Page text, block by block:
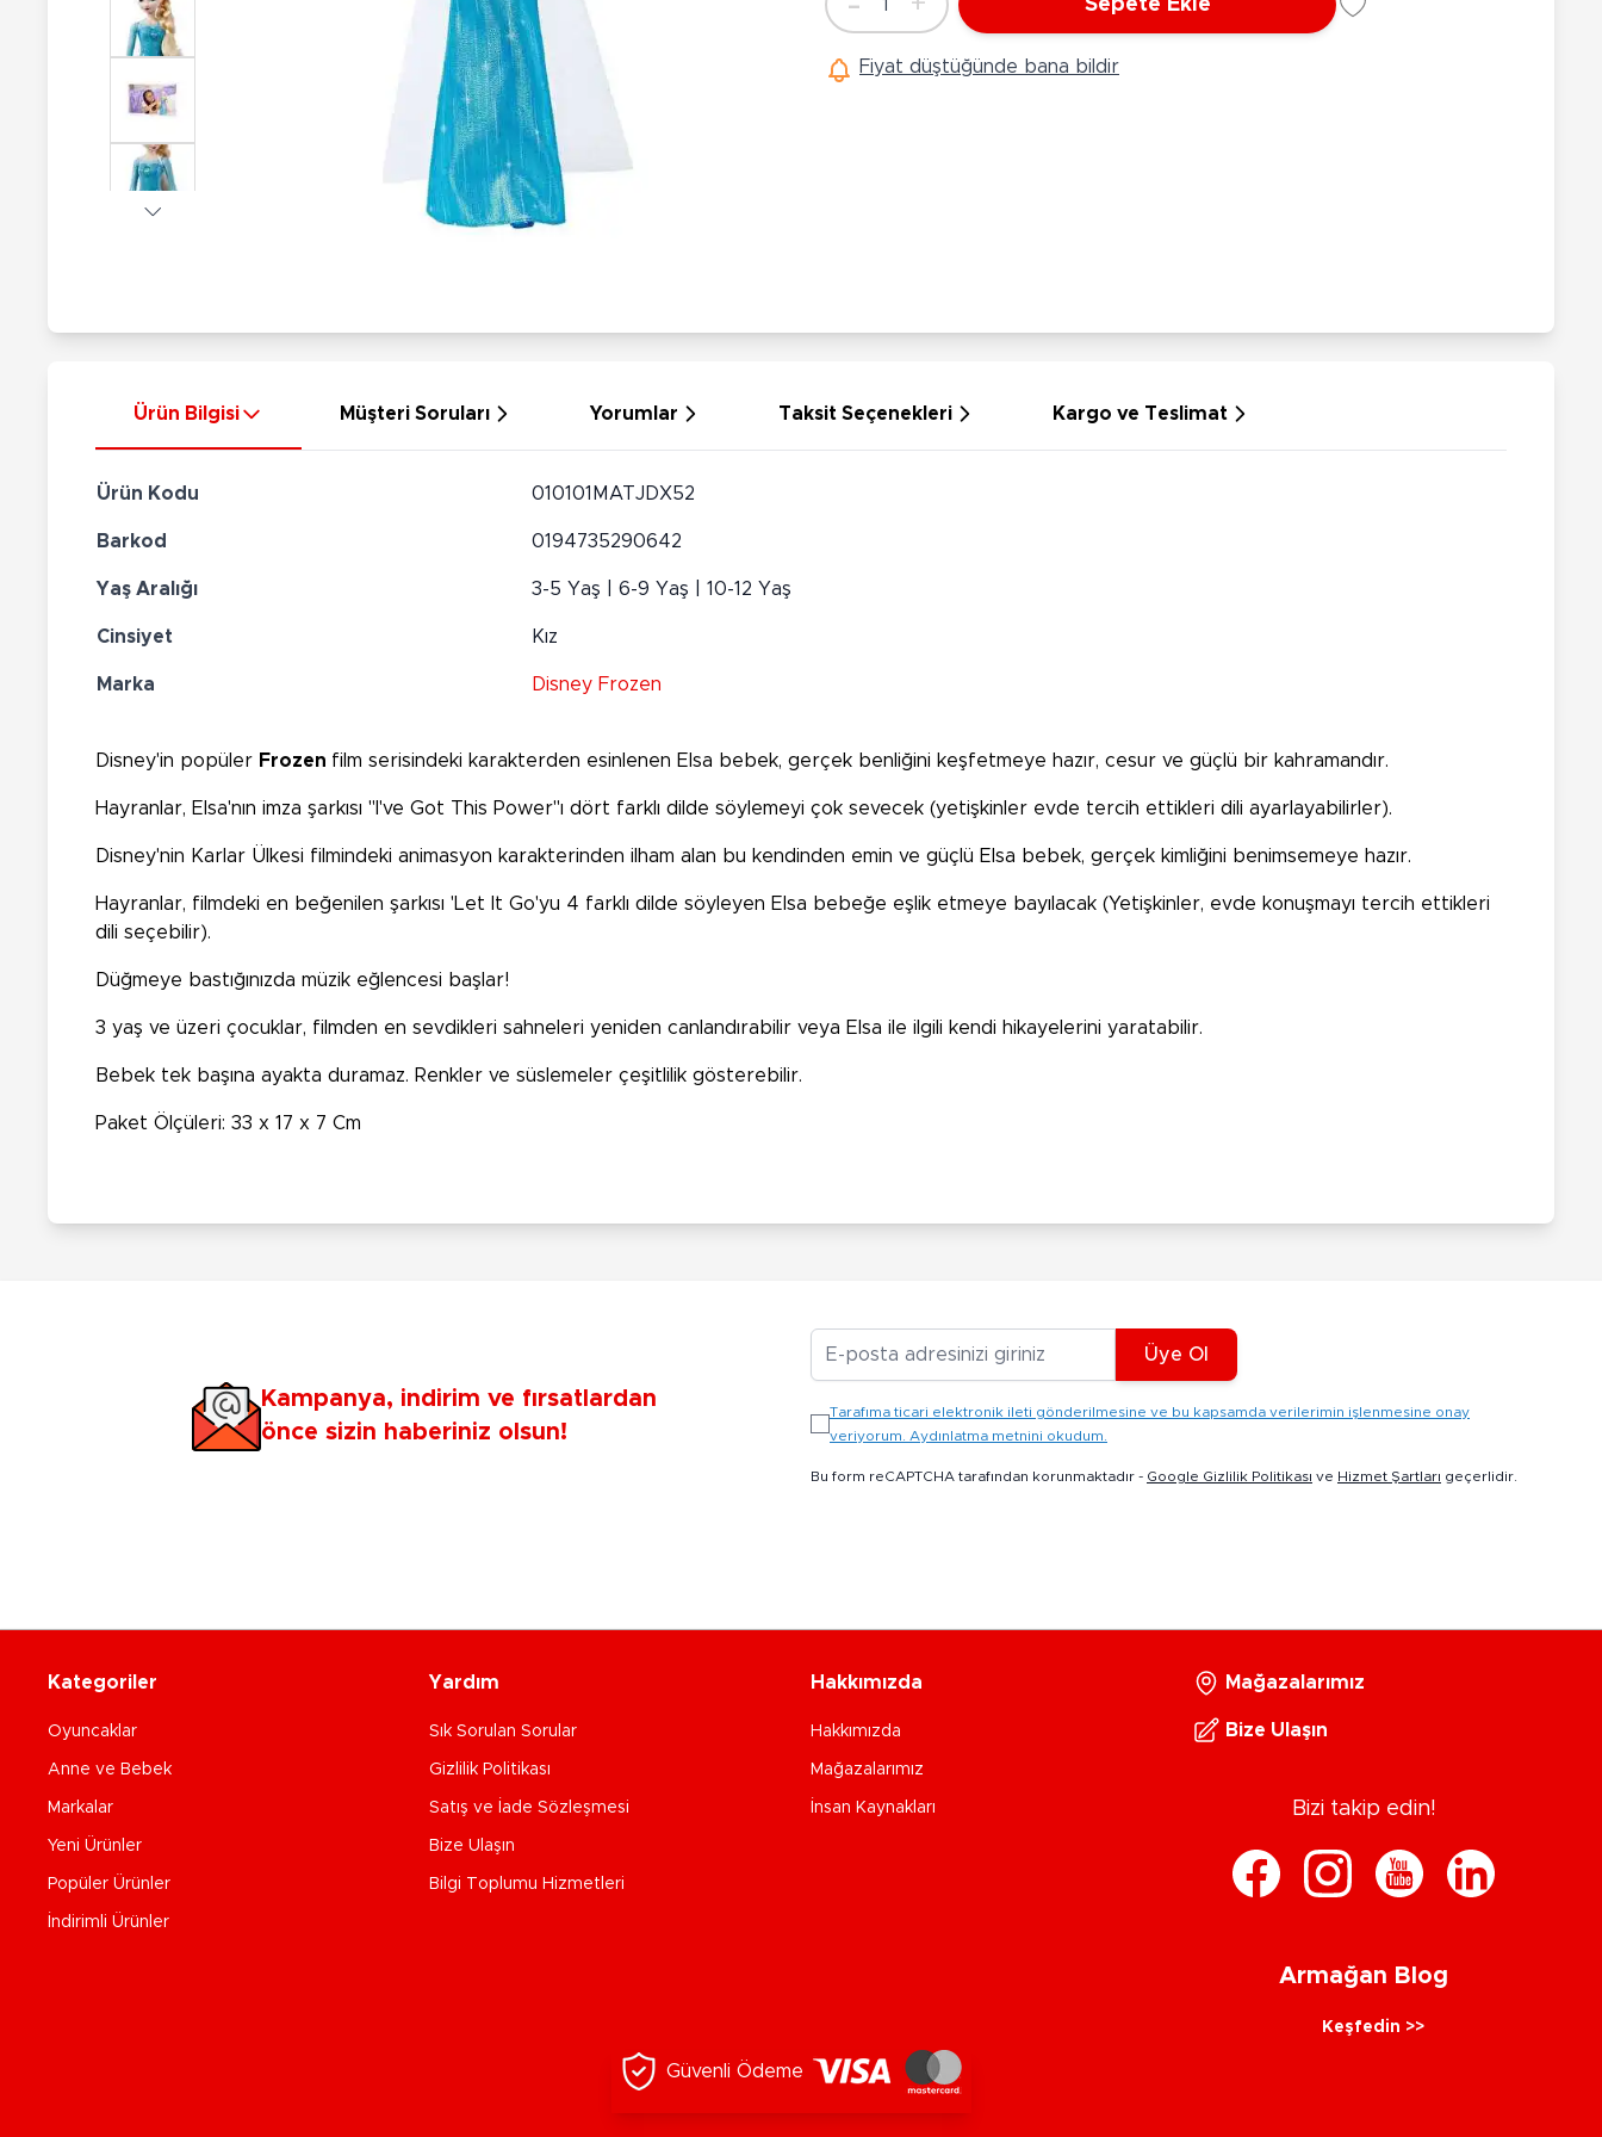
Hayvan Figürler
Çeşitli Figürler
Koleksiyon Figürler
Elektronik Ürünler
Sihirbazlık Setleri
Puzzlelar
Çeşitli Eğlence Oyuncakları
El İşi Setleri
Bebek Araç Gereçleri
Ürünleri
Akülü Araçlar
Bin Git Araçlar
Çeşitli Peluşlar
Adet
1 Sepete Ekle
Fiyat düştüğünde bana bildir
Ürün Bilgisi Müşteri Soruları Yorumlar Taksit Seçenekleri Kargo ve Teslimat
Ürün Kodu 010101MATJDX52
Barkod 0194735290642
Yaş Aralığı 3-5 Yaş | 6-9 Yaş | 10-12 Yaş
Cinsiyet Kız
Marka Disney Frozen
Disney'in popüler Frozen film serisindeki karakterden esinlenen Elsa bebek, gerçek benliğini keşfetmeye hazır, cesur ve güçlü bir kahramandır.
Hayranlar, Elsa'nın imza şarkısı "I've Got This Power"ı dört farklı dilde söylemeyi çok sevecek (yetişkinler evde tercih ettikleri dili ayarlayabilirler).
Disney'nin Karlar Ülkesi filmindeki animasyon karakterinden ilham alan bu kendinden emin ve güçlü Elsa bebek, gerçek kimliğini benimsemeye hazır.
Hayranlar, filmdeki en beğenilen şarkısı 'Let It Go'yu 4 farklı dilde söyleyen Elsa bebeğe eşlik etmeye bayılacak (Yetişkinler, evde konuşmayı tercih ettikleri
dili seçebilir).
Düğmeye bastığınızda müzik eğlencesi başlar!
3 yaş ve üzeri çocuklar, filmden en sevdikleri sahneleri yeniden canlandırabilir veya Elsa ile ilgili kendi hikayelerini yaratabilir.
Bebek tek başına ayakta duramaz. Renkler ve süslemeler çeşitlilik gösterebilir.
Paket Ölçüleri: 33 x 17 x 7 Cm
Kampanya, indirim ve fırsatlardan
önce sizin haberiniz olsun!
Üye Ol
Tarafıma ticari elektronik ileti gönderilmesine ve bu kapsamda verilerimin işlenmesine onay
veriyorum. Aydınlatma metnini okudum.
Bu form reCAPTCHA tarafından korunmaktadır - Google Gizlilik Politikası ve Hizmet Şartları geçerlidir.
Kategoriler
Oyuncaklar
Anne ve Bebek
Markalar
Yeni Ürünler
Popüler Ürünler
İndirimli Ürünler
Yardım
Sık Sorulan Sorular
Gizlilik Politikası
Satış ve İade Sözleşmesi
Bize Ulaşın
Bilgi Toplumu Hizmetleri
Hakkımızda
Hakkımızda
Mağazalarımız
İnsan Kaynakları
Mağazalarımız
Bize Ulaşın
Bizi takip edin!
Armağan Blog
Keşfedin >>
Güvenli Ödeme